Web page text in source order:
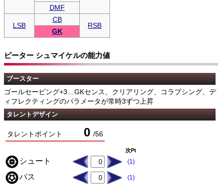
DMF
LSB
CB
RSB
GK
ピーター シュマイケルの能力値
ブースター
ゴールセービング+3…GKセンス、クリアリング、コラプシング、デ
ィフレクティングのパラメータが常時3ずつ上昇
タレントデザイン
タレントポイント 0 /56
次Pt
シュート (1)
パス (1)